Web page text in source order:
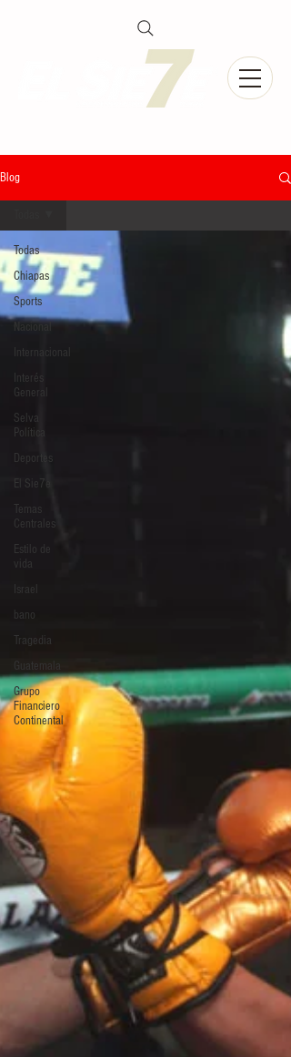
Blog
Todas
Chiapas
Sports
Nacional
Internacional
Interés
General
Selva
Política
Deportes
El Sie7e
Temas
Centrales
Estilo de
vida
Israel
bano
Tragedia
Guatemala
Grupo
Financiero
Continental